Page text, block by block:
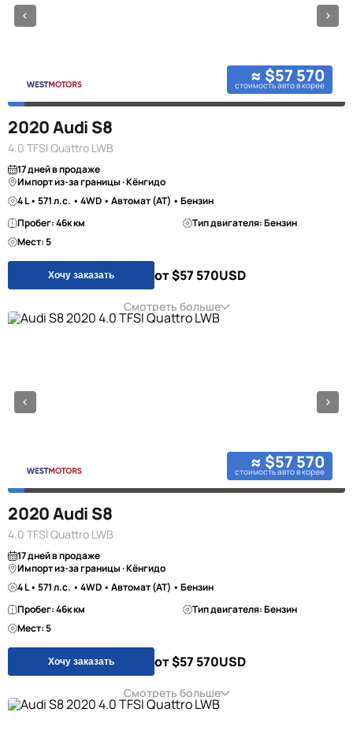
≈ $57 570
стоимость авто в корее
2020 Audi S8
4.0 TFSI Quattro LWB
17 дней в продаже
Импорт из-за границы · Кёнгидо
4 L • 571 л.с. • 4WD • Автомат (AT) • Бензин
Пробег: 46к км
Тип двигателя: Бензин
Мест: 5
Хочу заказать от $57 570USD
Смотреть больше
≈ $57 570
стоимость авто в корее
2020 Audi S8
4.0 TFSI Quattro LWB
17 дней в продаже
Импорт из-за границы · Кёнгидо
4 L • 571 л.с. • 4WD • Автомат (AT) • Бензин
Пробег: 46к км
Тип двигателя: Бензин
Мест: 5
Хочу заказать от $57 570USD
Смотреть больше